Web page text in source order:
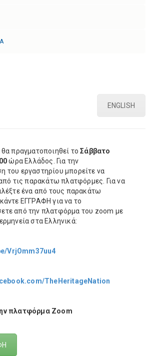
ENGLISH
πραγματοποιηθεί τοΣάββατο
ώρα Ελλάδος. Για την
του εργαστηρίου μπορείτε να
τις παρακάτω πλατφόρμες. Για να
ένα από τους παρακάτω
ΕΓΓΡΑΦΗ για να το
από την πλατφόρμα του zoom με
στα Ελληνικά:
VrjOmm37uu4
TheHeritageNation
πλατφόρμα Zoom